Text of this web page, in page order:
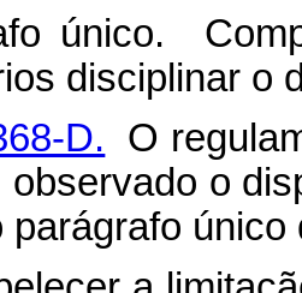
único.
disciplinar o
D. O
observado o
parágrafo único